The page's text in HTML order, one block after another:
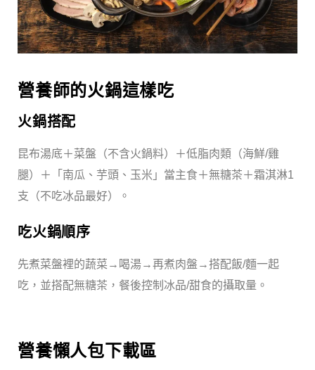
營養師的火鍋這樣吃
火鍋搭配
昆布湯底＋菜盤（不含火鍋料）＋低脂肉類（海鮮/雞
腿）＋「南瓜、芋頭、玉米」當主食＋無糖茶＋霜淇淋1
支（不吃冰品最好）。
吃火鍋順序
先煮菜盤裡的蔬菜→喝湯→再煮肉盤→搭配飯/麵一起
吃，並搭配無糖茶，餐後控制冰品/甜食的攝取量。
營養懶人包下載區